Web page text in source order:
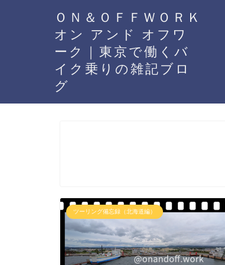
ＯＮ＆ＯＦＦＷＯＲＫ
オン アンド オフワ
ーク｜東京で働くバ
イク乗りの雑記ブロ
グ
ツーリング備忘録（北海道編）